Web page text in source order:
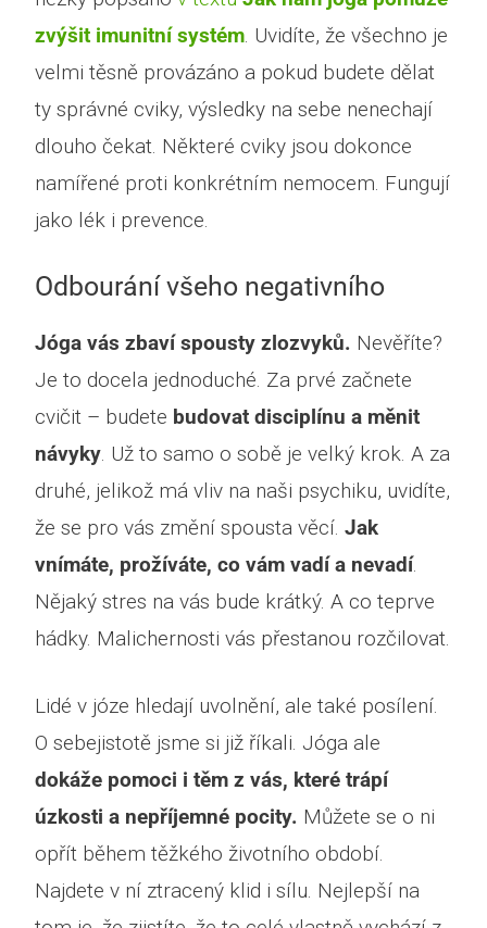
zvýšit imunitní systém. Uvidíte, že všechno je
velmi těsně provázáno a pokud budete dělat
ty správné cviky, výsledky na sebe nenechají
dlouho čekat. Některé cviky jsou dokonce
namířené proti konkrétním nemocem. Fungují
jako lék i prevence.
Odbourání všeho negativního
Jóga vás zbaví spousty zlozvyků. Nevěříte?
Je to docela jednoduché. Za prvé začnete
cvičit – budete budovat disciplínu a měnit
návyky. Už to samo o sobě je velký krok. A za
druhé, jelikož má vliv na naši psychiku, uvidíte,
že se pro vás změní spousta věcí. Jak
vnímáte, prožíváte, co vám vadí a nevadí.
Nějaký stres na vás bude krátký. A co teprve
hádky. Malichernosti vás přestanou rozčilovat.
Lidé v józe hledají uvolnění, ale také posílení.
O sebejistotě jsme si již říkali. Jóga ale
dokáže pomoci i těm z vás, které trápí
úzkosti a nepříjemné pocity. Můžete se o ni
opřít během těžkého životního období.
Najdete v ní ztracený klid i sílu. Nejlepší na